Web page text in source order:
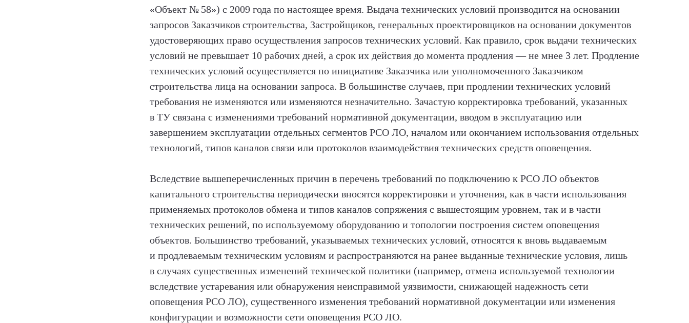
«Объект № 58») с 2009 года по настоящее время. Выдача технических условий производится на основании
запросов Заказчиков строительства, Застройщиков, генеральных проектировщиков на основании документов
удостоверяющих право осуществления запросов технических условий. Как правило, срок выдачи технических
условий не превышает 10 рабочих дней, а срок их действия до момента продления — не мнее 3 лет. Продление
технических условий осуществляется по инициативе Заказчика или уполномоченного Заказчиком
строительства лица на основании запроса. В большинстве случаев, при продлении технических условий
требования не изменяются или изменяются незначительно. Зачастую корректировка требований, указанных
в ТУ связана с изменениями требований нормативной документации, вводом в эксплуатацию или
завершением эксплуатации отдельных сегментов РСО ЛО, началом или окончанием использования отдельных
технологий, типов каналов связи или протоколов взаимодействия технических средств оповещения.
Вследствие вышеперечисленных причин в перечень требований по подключению к РСО ЛО объектов
капитального строительства периодически вносятся корректировки и уточнения, как в части использования
применяемых протоколов обмена и типов каналов сопряжения с вышестоящим уровнем, так и в части
технических решений, по используемому оборудованию и топологии построения систем оповещения
объектов. Большинство требований, указываемых технических условий, относятся к вновь выдаваемым
и продлеваемым техническим условиям и распространяются на ранее выданные технические условия, лишь
в случаях существенных изменений технической политики (например, отмена используемой технологии
вследствие устаревания или обнаружения неисправимой уязвимости, снижающей надежность сети
оповещения РСО ЛО), существенного изменения требований нормативной документации или изменения
конфигурации и возможности сети оповещения РСО ЛО.